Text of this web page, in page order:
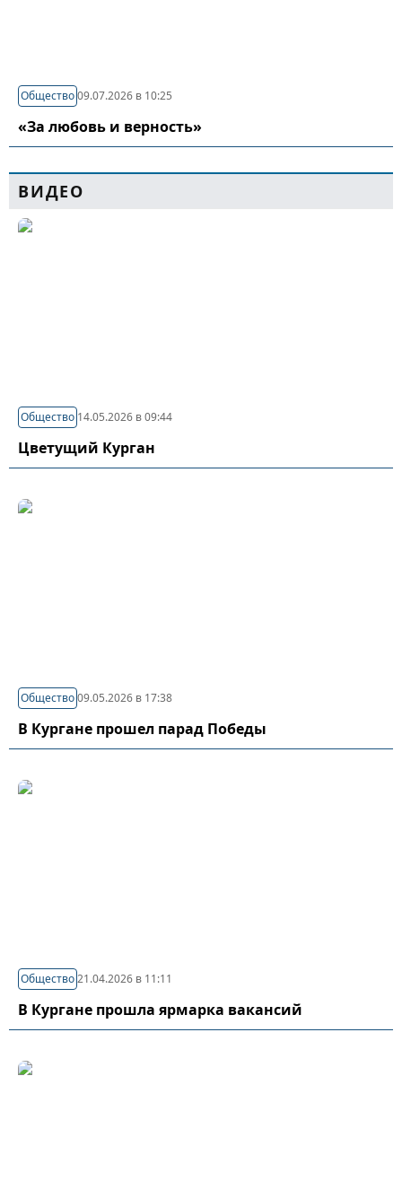
Общество09.07.2026 в 10:25
«За любовь и верность»
ВИДЕО
Общество 14.05.2026 в 09:44
Цветущий Курган
Общество09.05.2026 в 17:38
В Кургане прошел парад Победы
Общество21.04.2026 в 11:11
В Кургане прошла ярмарка вакансий